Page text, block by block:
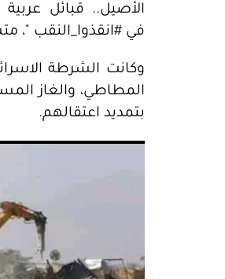
الأصيل.. قبائل
في #انقذوا_النقب "،
وكانت الشرطة
بتمديد اعتقالهم.